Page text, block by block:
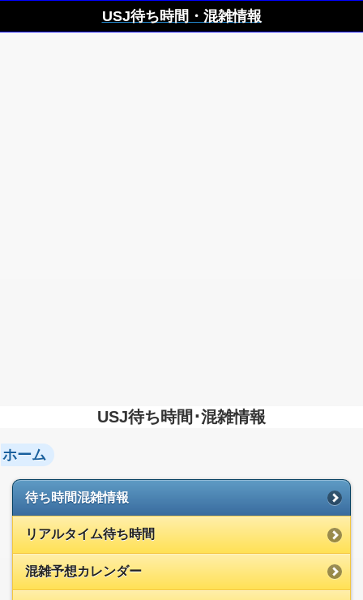
USJ待ち時間・混雑情報
USJ待ち時間･混雑情報
ホーム
待ち時間混雑情報
リアルタイム待ち時間
混雑予想カレンダー